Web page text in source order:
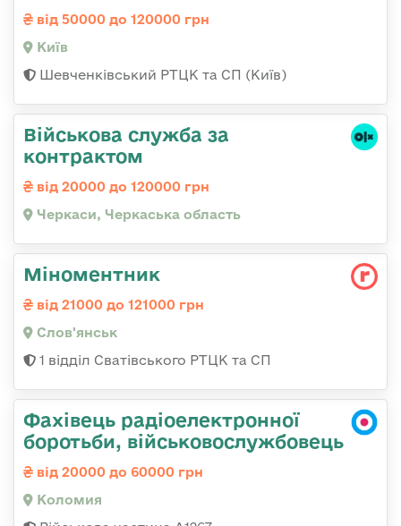
від 50000 до 120000 грн
Київ
Шевченківський РТЦК та СП (Київ)
Військова служба за
контрактом
від 20000 до 120000 грн
Черкаси, Черкаська область
Міноментник
від 21000 до 121000 грн
Слов'янськ
1 відділ Сватівського РТЦК та СП
Фахівець радіоелектронної
боротьби, військовослужбовець
від 20000 до 60000 грн
Коломия